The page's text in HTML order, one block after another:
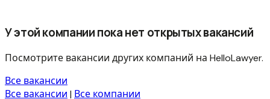
У этой компании пока нет открытых вакансий
Посмотрите вакансии других компаний на HelloLawyer.
Все вакансии
Все вакансии | Все компании